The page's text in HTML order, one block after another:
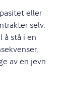
eller
selv.
å stå i en
av en jevn